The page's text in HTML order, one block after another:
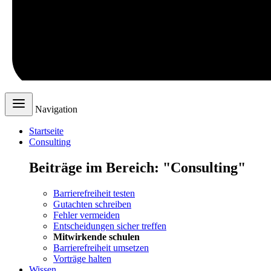
Navigation
Startseite
Consulting
Beiträge im Bereich: "Consulting"
Barrierefreiheit testen
Gutachten schreiben
Fehler vermeiden
Entscheidungen sicher treffen
Mitwirkende schulen
Barrierefreiheit umsetzen
Vorträge halten